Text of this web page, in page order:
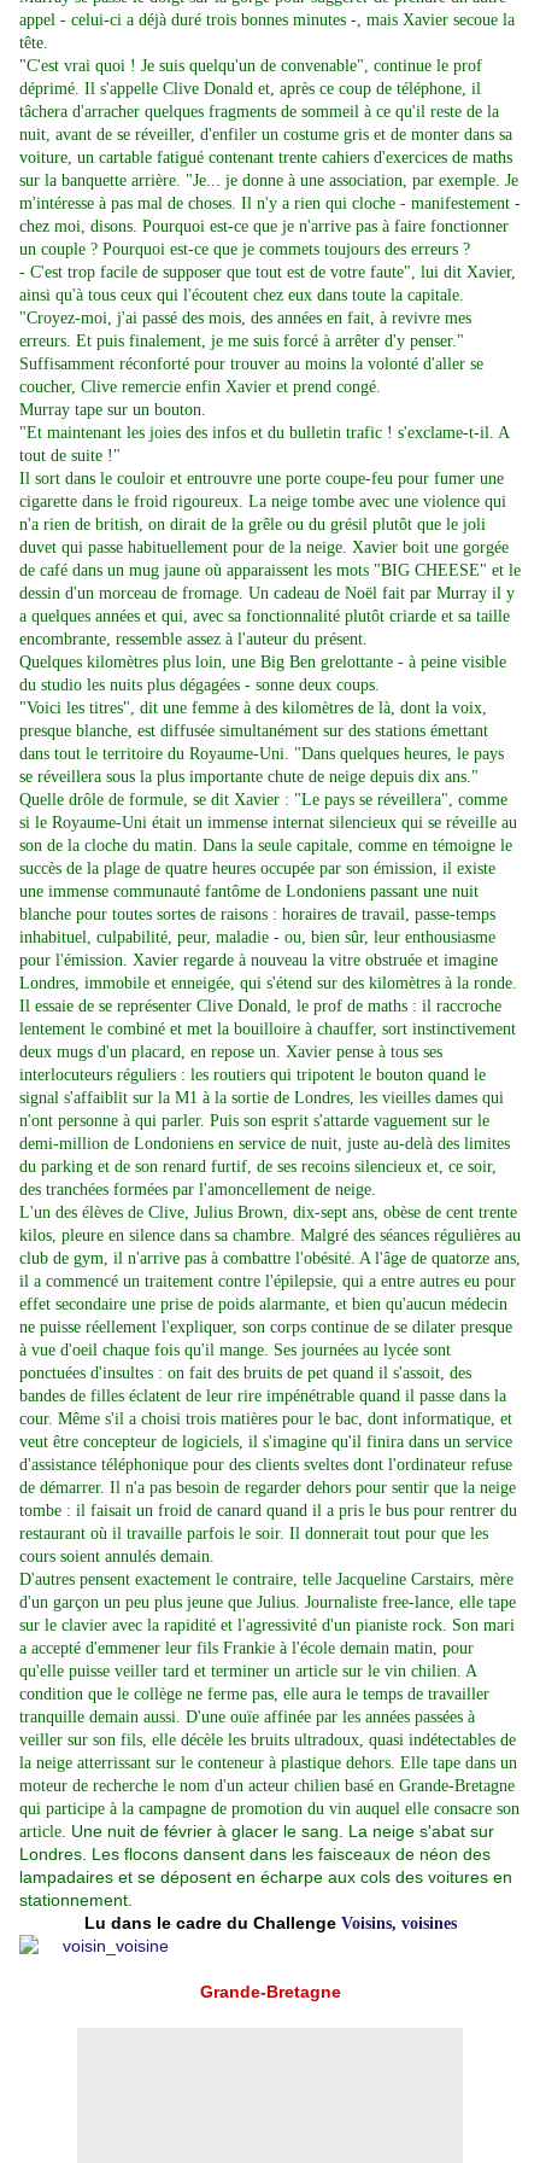
appel - celui-ci a déjà duré trois bonnes minutes -, mais Xavier secoue la
tête.
"C'est vrai quoi ! Je suis quelqu'un de convenable", continue le prof
déprimé. Il s'appelle Clive Donald et, après ce coup de téléphone, il
tâchera d'arracher quelques fragments de sommeil à ce qu'il reste de la
nuit, avant de se réveiller, d'enfiler un costume gris et de monter dans sa
voiture, un cartable fatigué contenant trente cahiers d'exercices de maths
sur la banquette arrière. "Je... je donne à une association, par exemple. Je
m'intéresse à pas mal de choses. Il n'y a rien qui cloche - manifestement -
chez moi, disons. Pourquoi est-ce que je n'arrive pas à faire fonctionner
un couple ? Pourquoi est-ce que je commets toujours des erreurs ?
- C'est trop facile de supposer que tout est de votre faute", lui dit Xavier,
ainsi qu'à tous ceux qui l'écoutent chez eux dans toute la capitale.
"Croyez-moi, j'ai passé des mois, des années en fait, à revivre mes
erreurs. Et puis finalement, je me suis forcé à arrêter d'y penser."
Suffisamment réconforté pour trouver au moins la volonté d'aller se
coucher, Clive remercie enfin Xavier et prend congé.
Murray tape sur un bouton.
"Et maintenant les joies des infos et du bulletin trafic ! s'exclame-t-il. A
tout de suite !"
Il sort dans le couloir et entrouvre une porte coupe-feu pour fumer une
cigarette dans le froid rigoureux. La neige tombe avec une violence qui
n'a rien de british, on dirait de la grêle ou du grésil plutôt que le joli
duvet qui passe habituellement pour de la neige. Xavier boit une gorgée
de café dans un mug jaune où apparaissent les mots "BIG CHEESE" et le
dessin d'un morceau de fromage. Un cadeau de Noël fait par Murray il y
a quelques années et qui, avec sa fonctionnalité plutôt criarde et sa taille
encombrante, ressemble assez à l'auteur du présent.
Quelques kilomètres plus loin, une Big Ben grelottante - à peine visible
du studio les nuits plus dégagées - sonne deux coups.
"Voici les titres", dit une femme à des kilomètres de là, dont la voix,
presque blanche, est diffusée simultanément sur des stations émettant
dans tout le territoire du Royaume-Uni. "Dans quelques heures, le pays
se réveillera sous la plus importante chute de neige depuis dix ans."
Quelle drôle de formule, se dit Xavier : "Le pays se réveillera", comme
si le Royaume-Uni était un immense internat silencieux qui se réveille au
son de la cloche du matin. Dans la seule capitale, comme en témoigne le
succès de la plage de quatre heures occupée par son émission, il existe
une immense communauté fantôme de Londoniens passant une nuit
blanche pour toutes sortes de raisons : horaires de travail, passe-temps
inhabituel, culpabilité, peur, maladie - ou, bien sûr, leur enthousiasme
pour l'émission. Xavier regarde à nouveau la vitre obstruée et imagine
Londres, immobile et enneigée, qui s'étend sur des kilomètres à la ronde.
Il essaie de se représenter Clive Donald, le prof de maths : il raccroche
lentement le combiné et met la bouilloire à chauffer, sort instinctivement
deux mugs d'un placard, en repose un. Xavier pense à tous ses
interlocuteurs réguliers : les routiers qui tripotent le bouton quand le
signal s'affaiblit sur la M1 à la sortie de Londres, les vieilles dames qui
n'ont personne à qui parler. Puis son esprit s'attarde vaguement sur le
demi-million de Londoniens en service de nuit, juste au-delà des limites
du parking et de son renard furtif, de ses recoins silencieux et, ce soir,
des tranchées formées par l'amoncellement de neige.
L'un des élèves de Clive, Julius Brown, dix-sept ans, obèse de cent trente
kilos, pleure en silence dans sa chambre. Malgré des séances régulières au
club de gym, il n'arrive pas à combattre l'obésité. A l'âge de quatorze ans,
il a commencé un traitement contre l'épilepsie, qui a entre autres eu pour
effet secondaire une prise de poids alarmante, et bien qu'aucun médecin
ne puisse réellement l'expliquer, son corps continue de se dilater presque
à vue d'oeil chaque fois qu'il mange. Ses journées au lycée sont
ponctuées d'insultes : on fait des bruits de pet quand il s'assoit, des
bandes de filles éclatent de leur rire impénétrable quand il passe dans la
cour. Même s'il a choisi trois matières pour le bac, dont informatique, et
veut être concepteur de logiciels, il s'imagine qu'il finira dans un service
d'assistance téléphonique pour des clients sveltes dont l'ordinateur refuse
de démarrer. Il n'a pas besoin de regarder dehors pour sentir que la neige
tombe : il faisait un froid de canard quand il a pris le bus pour rentrer du
restaurant où il travaille parfois le soir. Il donnerait tout pour que les
cours soient annulés demain.
D'autres pensent exactement le contraire, telle Jacqueline Carstairs, mère
d'un garçon un peu plus jeune que Julius. Journaliste free-lance, elle tape
sur le clavier avec la rapidité et l'agressivité d'un pianiste rock. Son mari
a accepté d'emmener leur fils Frankie à l'école demain matin, pour
qu'elle puisse veiller tard et terminer un article sur le vin chilien. A
condition que le collège ne ferme pas, elle aura le temps de travailler
tranquille demain aussi. D'une ouïe affinée par les années passées à
veiller sur son fils, elle décèle les bruits ultradoux, quasi indétectables de
la neige atterrissant sur le conteneur à plastique dehors. Elle tape dans un
moteur de recherche le nom d'un acteur chilien basé en Grande-Bretagne
qui participe à la campagne de promotion du vin auquel elle consacre son
article. Une nuit de février à glacer le sang. La neige s'abat sur
Londres. Les flocons dansent dans les faisceaux de néon des
lampadaires et se déposent en écharpe aux cols des voitures en
stationnement.
Lu dans le cadre du Challenge Voisins, voisines
Grande-Bretagne